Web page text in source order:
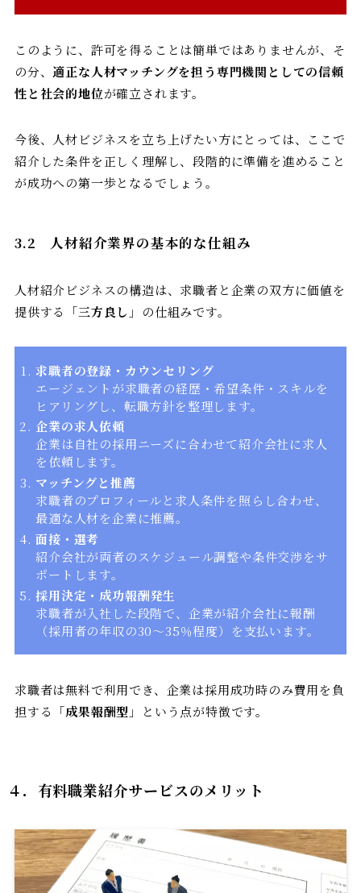
このように、許可を得ることは簡単ではありませんが、そ
の分、適正な人材マッチングを担う専門機関としての信頼
性と社会的地位が確立されます。
今後、人材ビジネスを立ち上げたい方にとっては、ここで
紹介した条件を正しく理解し、段階的に準備を進めること
が成功への第一歩となるでしょう。
3.2 人材紹介業界の基本的な仕組み
人材紹介ビジネスの構造は、求職者と企業の双方に価値を
提供する「三方良し 」の仕組みです。
求職者の登録・カウンセリング
エージェントが求職者の経歴・希望条件・スキルを
ヒアリングし、転職方針を整理します。
企業の求人依頼
企業は自社の採用ニーズに合わせて紹介会社に求人
を依頼します。
マッチングと推薦
求職者のプロフィールと求人条件を照らし合わせ、
最適な人材を企業に推薦。
面接・選考
紹介会社が両者のスケジュール調整や条件交渉をサ
ポートします。
採用決定・成功報酬発生
求職者が入社した段階で、企業が紹介会社に報酬
（採用者の年収の30〜35％程度）を支払います。
求職者は無料で利用でき、企業は採用成功時のみ費用を負
担する「成果報酬型 」という点が特徴です。
４． 有料職業紹介サービスのメリット